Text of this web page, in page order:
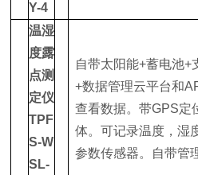
Y-4
温湿
度露
点测
定仪
TPF
S-W
SL-
自带太阳能+蓄电池+
+数据管理云平台和
查看数据。带GPS定
体。可记录温度，湿
参数传感器。自带管